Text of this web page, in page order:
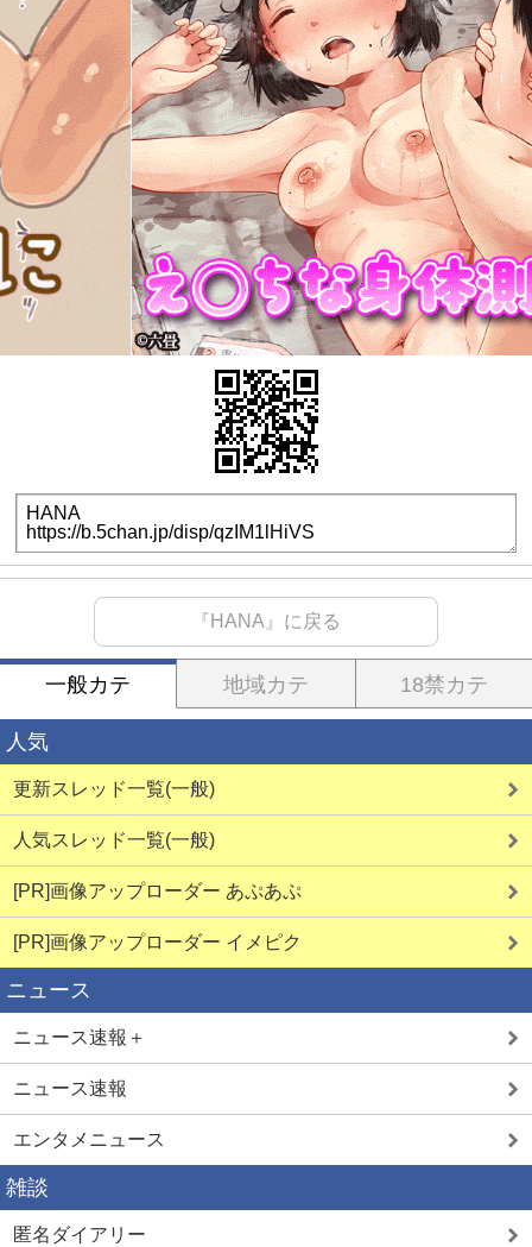
『HANA』に戻る
一般カテ 地域カテ 18禁カテ
人気
更新スレッド一覧(一般)
人気スレッド一覧(一般)
[PR]画像アップローダー あぷあぷ
[PR]画像アップローダー イメピク
ニュース
ニュース速報＋
ニュース速報
エンタメニュース
雑談
匿名ダイアリー